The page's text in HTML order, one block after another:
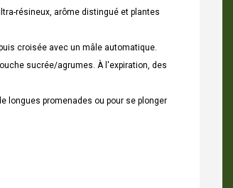
résineux, arôme distingué et plantes
croisée avec un mâle automatique.
sucrée/agrumes. À l'expiration, des
longues promenades ou pour se plonger